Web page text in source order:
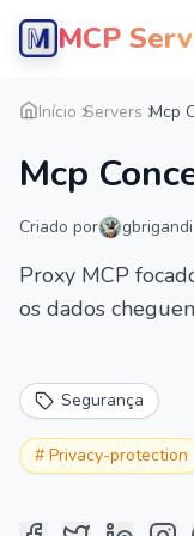
MCP
Início Servers Mcp
Mcp
Criado por gbrigandi
Proxy MCP
os dados
Segurança
# Privacy-protection